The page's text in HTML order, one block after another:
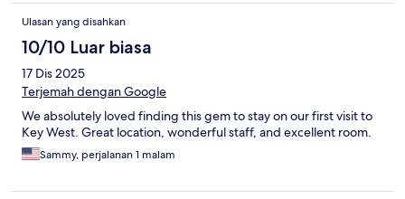
Ulasan yang disahkan
10/10 Luar biasa
17 Dis 2025
Terjemah dengan Google
We absolutely loved finding this gem to stay on our first visit to
Key West. Great location, wonderful staff, and excellent room.
Sammy, perjalanan 1 malam